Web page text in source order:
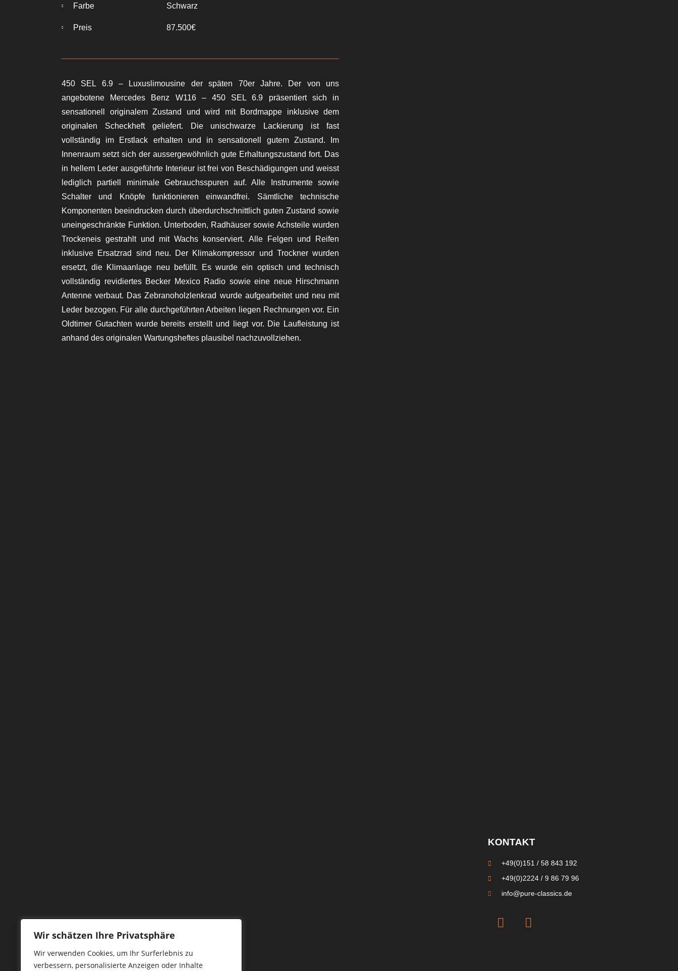
Wir schätzen Ihre Privatsphäre
Wir verwenden Cookies, um Ihr Surferlebnis zu
verbessern, personalisierte Anzeigen oder Inhalte
Farbe
Preis
Schwarz
87.500€
450 SEL 6.9 – Luxuslimousine der späten 70er Jahre. Der von uns
angebotene Mercedes Benz W116 – 450 SEL 6.9 präsentiert sich in
sensationell originalem Zustand und wird mit Bordmappe inklusive dem
originalen Scheckheft geliefert.
Die unischwarze Lackierung ist fast
vollständig im Erstlack erhalten und in sensationell gutem Zustand.
Im
Innenraum setzt sich der aussergewöhnlich gute Erhaltungszustand fort. Das
in hellem Leder ausgeführte Interieur ist frei von Beschädigungen und weisst
lediglich partiell minimale Gebrauchsspuren auf. Alle Instrumente sowie
Schalter und Knöpfe funktionieren einwandfrei. Sämtliche technische
Komponenten beeindrucken durch überdurchschnittlich guten Zustand sowie
uneingeschränkte Funktion. Unterboden, Radhäuser sowie Achsteile wurden
Trockeneis gestrahlt und mit Wachs konserviert. Alle Felgen und Reifen
inklusive Ersatzrad sind neu. Der Klimakompressor und Trockner wurden
ersetzt, die Klimaanlage neu befüllt.
Es wurde ein optisch und technisch
vollständig revidiertes Becker Mexico Radio sowie eine neue Hirschmann
Antenne verbaut. Das Zebranoholzlenkrad wurde aufgearbeitet und neu mit
Leder bezogen. Für alle durchgeführten Arbeiten liegen Rechnungen vor. Ein
Oldtimer Gutachten wurde bereits erstellt und liegt vor. Die Laufleistung ist
anhand des originalen Wartungsheftes plausibel nachzuvollziehen.
KONTAKT
+49(0)151 / 58 843 192
+49(0)2224 / 9 86 79 96
info@pure-classics.de